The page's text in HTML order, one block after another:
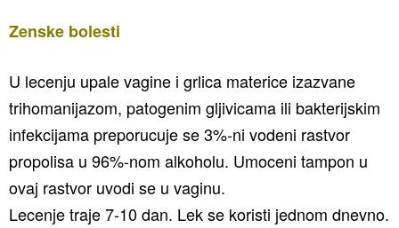
Zenske bolesti
U lecenju upale vagine i grlica materice izazvane
trihomanijazom, patogenim gljivicama ili bakterijskim
infekcijama preporucuje se 3%-ni vodeni rastvor
propolisa u 96%-nom alkoholu. Umoceni tampon u
ovaj rastvor uvodi se u vaginu.
Lecenje traje 7-10 dan. Lek se koristi jednom dnevno.